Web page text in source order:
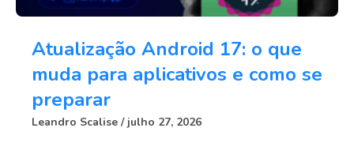
Atualização Android 17: o que
muda para aplicativos e como se
preparar
Leandro Scalise julho 27, 2026